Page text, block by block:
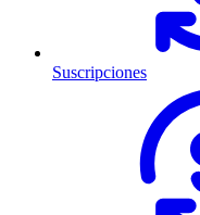
Suscripciones